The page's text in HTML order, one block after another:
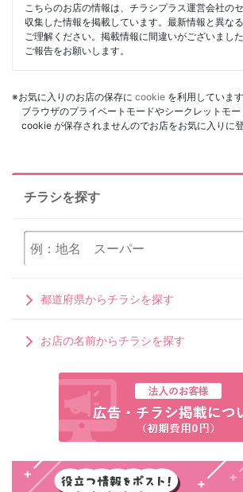
こちらのお店の情報は、チラシプラス運営会社の
収集した情報を掲載しています。最新情報と異な
ご理解ください。掲載情報に間違いがございまし
ご報告をお願いします。
※お気に入りのお店の保存に cookie を利用しています
ブラウザのプライベートモードやシークレットモ
cookie が保存されませんのでお店をお気に入りに登
チラシを探す
都道府県からチラシを探す
お店の名前からチラシを探す